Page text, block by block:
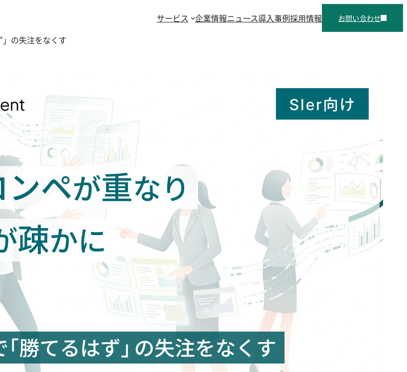
サービス 企業情報ニュース導入事例採用情報 お問い合わせ
の失注をなくす